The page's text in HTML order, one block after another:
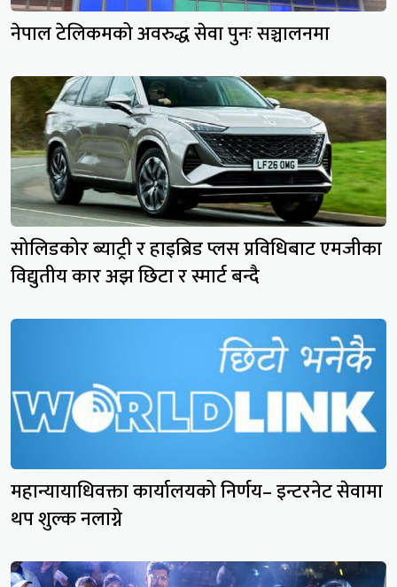
नेपाल टेलिकमको अवरुद्ध सेवा पुनः सञ्चालनमा
सोलिडकोर ब्याट्री र हाइब्रिड प्लस प्रविधिबाट एमजीका
विद्युतीय कार अझ छिटा र स्मार्ट बन्दै
महान्यायाधिवक्ता कार्यालयको निर्णय– इन्टरनेट सेवामा
थप शुल्क नलाग्ने